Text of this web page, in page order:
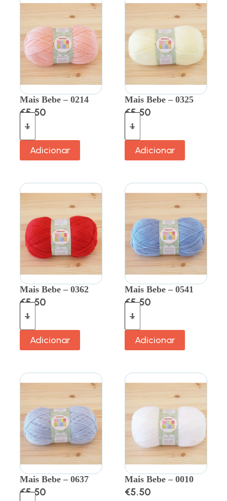
Mais Bebe – 0214
€5.50
Adicionar
Mais Bebe – 0325
€5.50
Adicionar
Mais Bebe – 0362
€5.50
Adicionar
Mais Bebe – 0541
€5.50
Adicionar
Mais Bebe – 0637
€5.50
Mais Bebe – 0010
€5.50